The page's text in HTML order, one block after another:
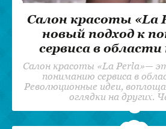
Салон красоты «La
новый подход к
сервиса в
Салон красоты «La Perla»—
пониманию сервиса в
Революционные идеи,
оглядки на других.